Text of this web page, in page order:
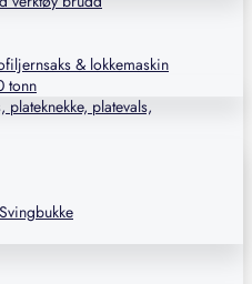
& lokkemaskin
tonn
plateknekke, platevals,